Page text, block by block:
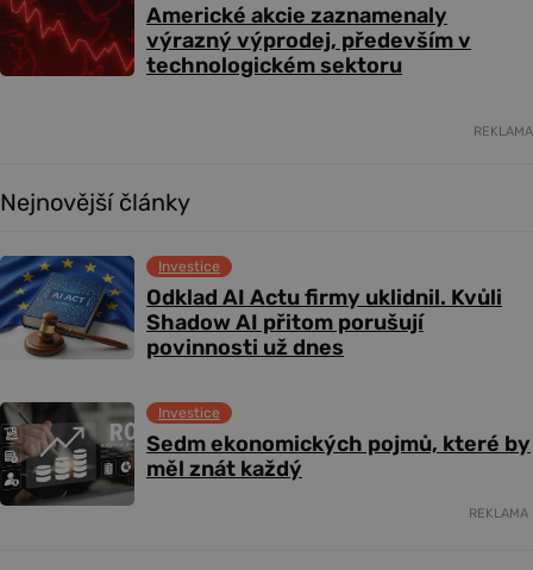
Americké akcie zaznamenaly
výrazný výprodej, především v
technologickém sektoru
REKLAMA
Nejnovější články
Odklad AI Actu firmy uklidnil. Kvůli
Shadow AI přitom porušují
povinnosti už dnes
Investice
Sedm ekonomických pojmů, které by
měl znát každý
Investice
REKLAMA